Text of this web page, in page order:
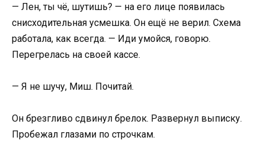
— Лен, ты чё, шутишь? — на его лице появилась
снисходительная усмешка. Он ещё не верил. Схема
работала, как всегда. — Иди умойся, говорю.
Перегрелась на своей кассе.
— Я не шучу, Миш. Почитай.
Он брезгливо сдвинул брелок. Развернул выписку.
Пробежал глазами по строчкам.